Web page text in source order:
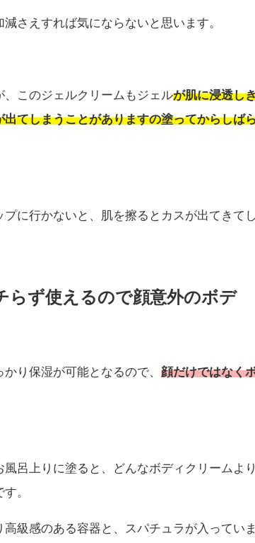
さえすれば気にならないと思います。
このジェルクリームもジェルが肌に浸透し
てしまうことがありますの塗ってからしば
に行かないと、肌を擦るとカスが出てきて
らず使えるので顔意外のボデ
り保湿が可能となるので、顔だけではなく
呂上りに塗ると、どんなボディクリームよ
。
高級感のある容器と、スパチュラが入ってい